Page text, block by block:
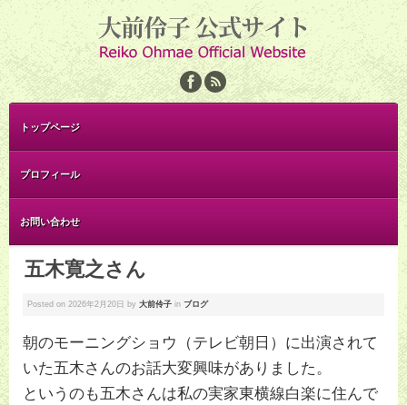
トップページ
プロフィール
お問い合わせ
五木寛之さん
Posted on 2026年2月20日 by 大前伶子 in ブログ
朝のモーニングショウ（テレビ朝日）に出演されて
いた五木さんのお話大変興味がありました。
というのも五木さんは私の実家東横線白楽に住んで